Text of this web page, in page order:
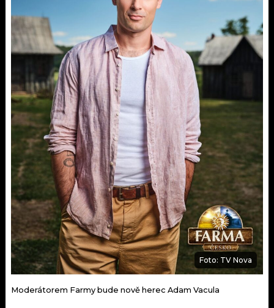
Foto: TV Nova
Moderátorem Farmy bude nově herec Adam Vacula